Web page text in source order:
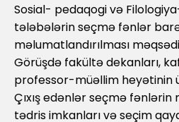
Sosial- pedaqogi və
tələbələrin seçmə fənlər
məlumatlandırılması
Görüşdə fakültə dekanları,
professor-müəllim heyətinin
Çıxış edənlər seçmə fənlərin
tədris imkanları və seçim